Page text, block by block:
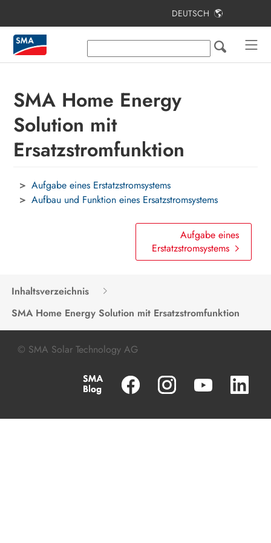
DEUTSCH
SMA Home Energy
Solution mit
Ersatzstromfunktion
Aufgabe eines Erstatzstromsystems
Aufbau und Funktion eines Ersatzstromsystems
Aufgabe eines
Erstatzstromsystems
Inhaltsverzeichnis
SMA Home Energy Solution mit Ersatzstromfunktion
© SMA Solar Technology AG
Inhaltsverzeichnis
SMA Home Energy Solution mit
Überbrückungszeit und
Eigenverbrauchsquote
Einsatzbedingungen eines
Ersatzstromnetzes
Elektrischer Anschluss
Umschalteinrichtung
Planung der Montageorte
Erläuterung verwendeter Begriffe